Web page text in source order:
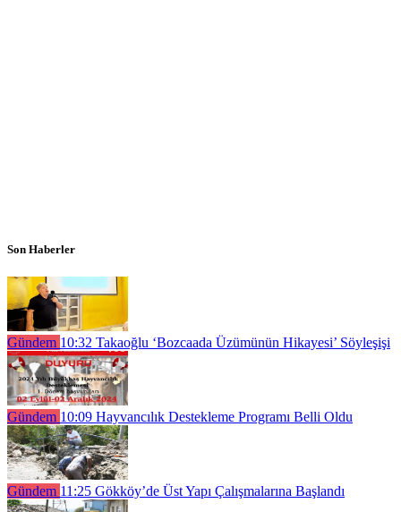
Son Haberler
Gündem 10:32 Takaoğlu ‘Bozcaada Üzümünün Hikayesi’ Söyleşişi
Gündem 10:09 Hayvancılık Destekleme Programı Belli Oldu
Gündem 11:25 Gökköy’de Üst Yapı Çalışmalarına Başlandı